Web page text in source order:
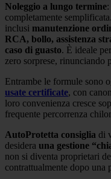
Noleggio a lungo termine
completamente
inclusi manutenzione
RCA, bollo, assistenza
caso di guasto. È ideale
zero sorprese, rinunciando
Entrambe le formule sono
usate certificate, con
loro convenienza cresce
frequente percorrenza
AutoProtetta consiglia di
desidera una gestione
non si diventa proprietari
contrattualmente dopo una